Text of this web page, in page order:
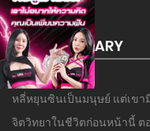
SUMMARY
หลี่หยุนซินเป็นมนุษย์ แต่เขา
จิตวิทยาในชีวิตก่อนหน้านี้ ต